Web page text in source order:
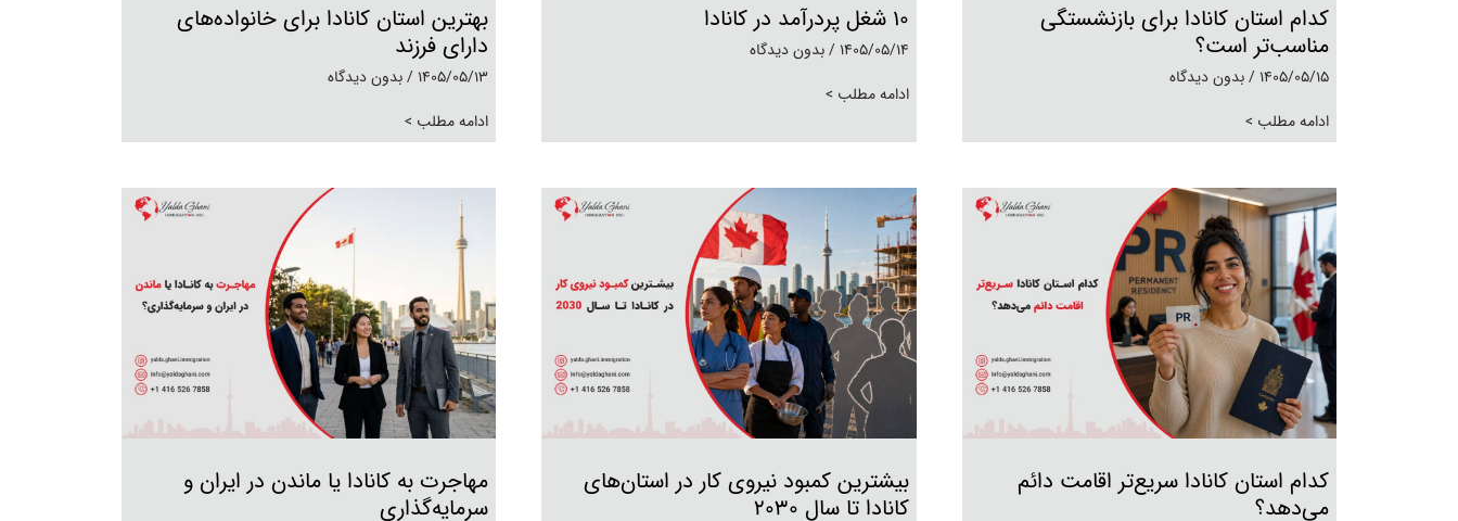
کدام استان کانادا برای بازنشستگی
مناسب‌تر است؟
1405/05/15 بدون دیدگاه
ادامه مطلب >
10 شغل پردرآمد در کانادا
1405/05/14
بدون دیدگاه
ادامه مطلب >
بهترین استان کانادا برای خانواده‌های
دارای فرزند
1405/05/13 بدون دیدگاه
ادامه مطلب >
کدام استان کانادا سریع‌تر اقامت دائم
می‌دهد؟
بیشترین کمبود نیروی کار در استان‌های
کانادا تا سال ۲۰۳۰
مهاجرت به کانادا یا ماندن در ایران و
سرمایه‌گذاری